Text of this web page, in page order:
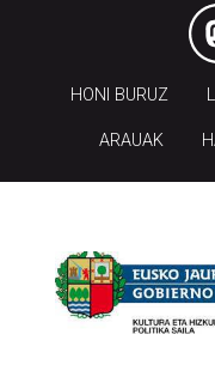
HONI BURUZ
ARAUAK